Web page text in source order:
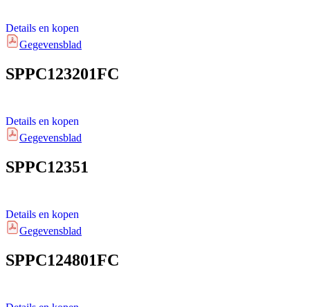
Details en kopen
Gegevensblad
SPPC123201FC
Details en kopen
Gegevensblad
SPPC12351
Details en kopen
Gegevensblad
SPPC124801FC